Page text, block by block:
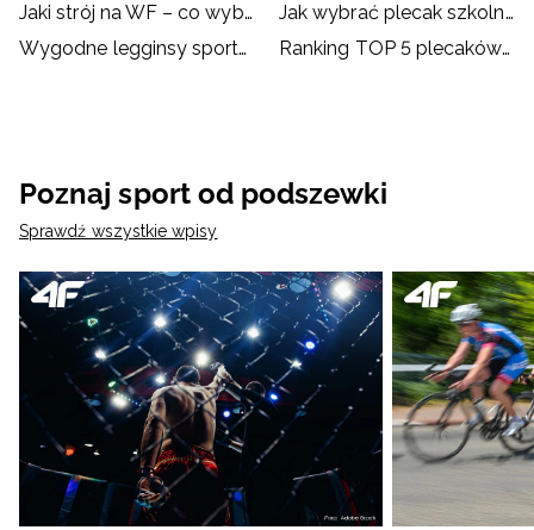
Jaki strój na WF – co wybrać dla dziecka?
Jak wybrać plecak szkolny?
Wygodne legginsy sportowe dla dzieci
Ranking TOP 5 plecaków szkolnych od 4F
Poznaj sport od podszewki
Sprawdź wszystkie wpisy